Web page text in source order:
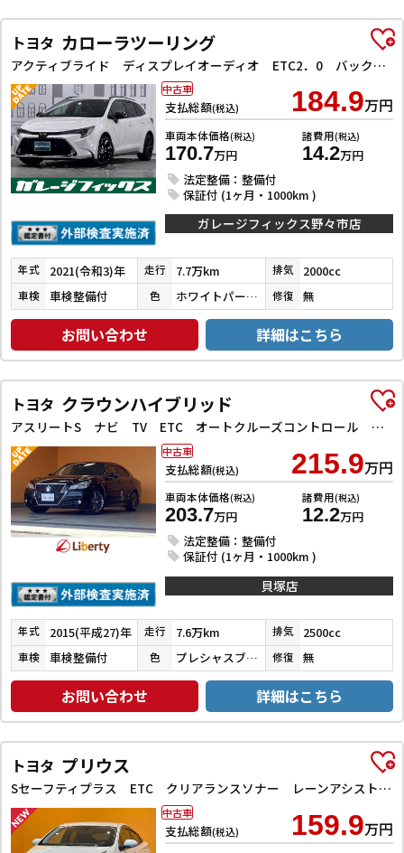
トヨタ カローラツーリング
アクティブライド ディスプレイオーディオ ETC2．0 バックカメラ クリアランスソナー オートクルーズコントロール レーンアシスト 衝突被害軽減システム アルミホイール オートマチックハイビーム オートライト
支払総額(税込) 184.9万円
車両本体価格(税込)
170.7万円
諸費用(税込)
14.2万円
法定整備：整備付
保証付 (1ヶ月・1000km )
中古車
ガレージフィックス野々市店
年式 2021(令和3)年 走行 7.7万km 排気 2000cc
車検 車検整備付 色 ホワイトパールクリスタルシャイン 修復 無
お問い合わせ 詳細はこちら
トヨタ クラウンハイブリッド
アスリートS ナビ TV ETC オートクルーズコントロール アルミホイール オートライト HID CVT シートヒーター スマートキー アイドリングストップ 電動格納ミラー
支払総額(税込) 215.9万円
車両本体価格(税込)
203.7万円
諸費用(税込)
12.2万円
法定整備：整備付
保証付 (1ヶ月・1000km )
中古車
貝塚店
年式 2015(平成27)年 走行 7.6万km 排気 2500cc
車検 車検整備付 色 プレシャスブラックパール 修復 無
お問い合わせ 詳細はこちら
トヨタ プリウス
Sセーフティプラス ETC クリアランスソナー レーンアシスト オートクルーズコントロール パークアシスト 衝突被害軽減システム バックカメラ TV アルミホイール オートマチックハイビーム
支払総額(税込) 159.9万円
中古車